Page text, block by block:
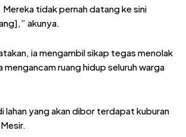
Mereka tidak pernah datang ke sini
akunya.
ia mengambil sikap tegas menolak
mengancam ruang hidup seluruh warga
lahan yang akan dibor terdapat kuburan